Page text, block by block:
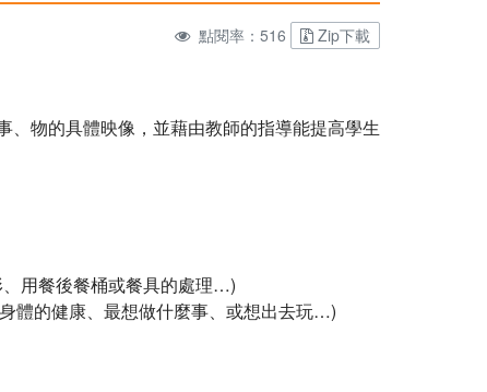
點閱率：516 Zip下載
物的具體映像，並藉由教師的指導能提高學生
用餐後餐桶或餐具的處理…)
體的健康、最想做什麼事、或想出去玩…)